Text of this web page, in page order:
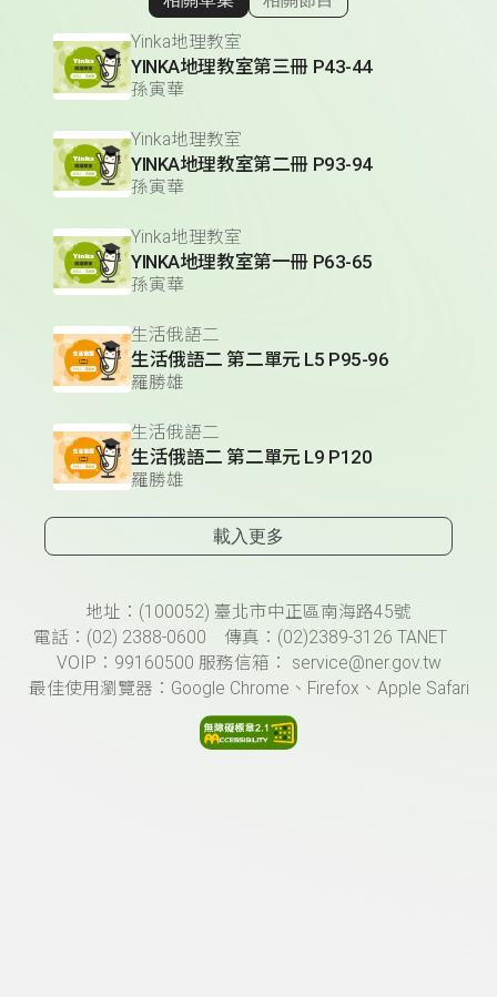
顯示相關單集
Yinka地理教室
YINKA地理教室第三冊 P43-44
孫寅華
Yinka地理教室
YINKA地理教室第二冊 P93-94
孫寅華
Yinka地理教室
YINKA地理教室第一冊 P63-65
孫寅華
生活俄語二
生活俄語二 第二單元 L5 P95-96
羅勝雄
生活俄語二
生活俄語二 第二單元 L9 P120
羅勝雄
載入更多
頁尾資訊地址：(100052) 臺北市中正區南海路45號
電話：(02) 2388-0600 傳真：(02)2389-3126 TANET
VOIP：99160500 服務信箱： service@ner.gov.tw
最佳使用瀏覽器：Google Chrome、Firefox、Apple Safari